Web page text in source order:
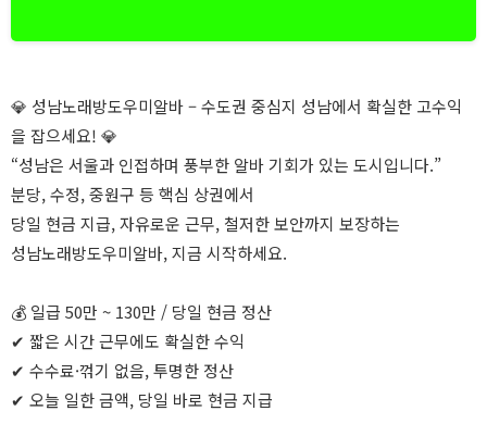
💎 성남노래방도우미알바 – 수도권 중심지 성남에서 확실한 고수익
을 잡으세요! 💎
“성남은 서울과 인접하며 풍부한 알바 기회가 있는 도시입니다.”
분당, 수정, 중원구 등 핵심 상권에서
당일 현금 지급, 자유로운 근무, 철저한 보안까지 보장하는
성남노래방도우미알바, 지금 시작하세요.
💰 일급 50만 ~ 130만 / 당일 현금 정산
✔ 짧은 시간 근무에도 확실한 수익
✔ 수수료·꺾기 없음, 투명한 정산
✔ 오늘 일한 금액, 당일 바로 현금 지급